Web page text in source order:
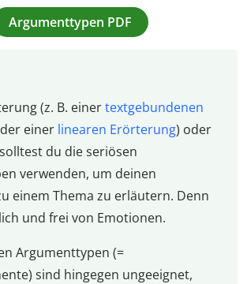
Argumenttypen PDF
(z. B. einertextgebundenen
einer linearen Erörterung) oder
du die seriösen
verwenden, um deinen
einem Thema zu erläutern. Denn
und frei von Emotionen.
Argumenttypen (=
sind hingegen ungeeignet,